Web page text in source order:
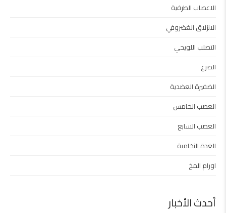
الاعصاب الطرفية
الانزلاق الغضروفي
التصلب اللويحي
الصرع
الضفيرة العضدية
العصب الخامس
العصب السابع
الغدة النخامية
اورام المخ
أحدث الأخبار